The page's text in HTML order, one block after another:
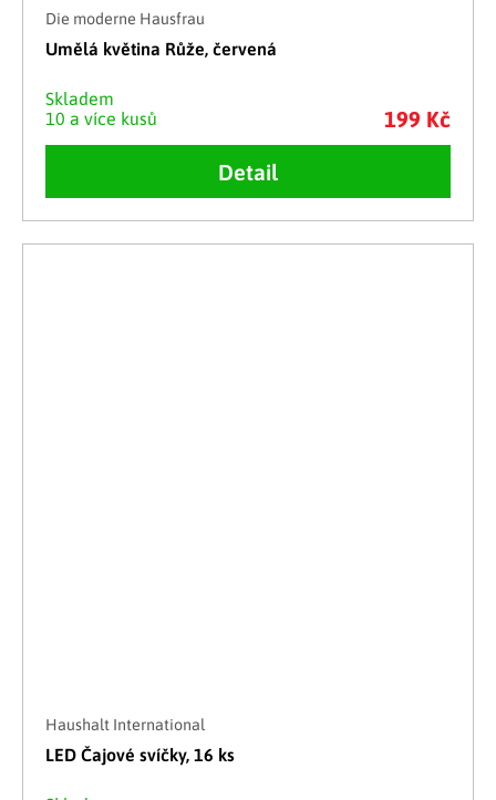
Die moderne Hausfrau
Umělá květina Růže, červená
Skladem
10 a více kusů
199 Kč
Detail
Haushalt International
LED Čajové svíčky, 16 ks